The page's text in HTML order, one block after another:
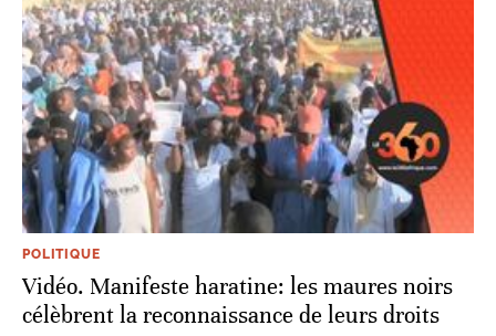
POLITIQUE
Vidéo. Manifeste haratine: les maures noirs
célèbrent la reconnaissance de leurs droits